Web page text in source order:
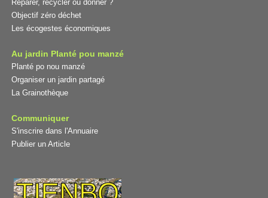
Réparer, recycler ou donner ?
Objectif zéro déchet
Les écogestes économiques
Au jardin Planté pou manzé
Planté po nou manzé
Organiser un jardin partagé
La Grainothèque
Communiquer
S'inscrire dans l'Annuaire
Publier un Article